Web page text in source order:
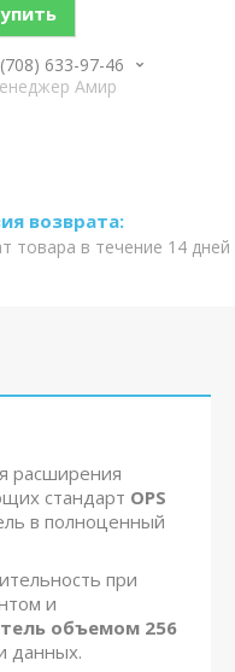
633-97-46
Амир
товара в течение 14 дней
расширения
стандарт OPS
в полноценный
при
и
объемом 256
данных.